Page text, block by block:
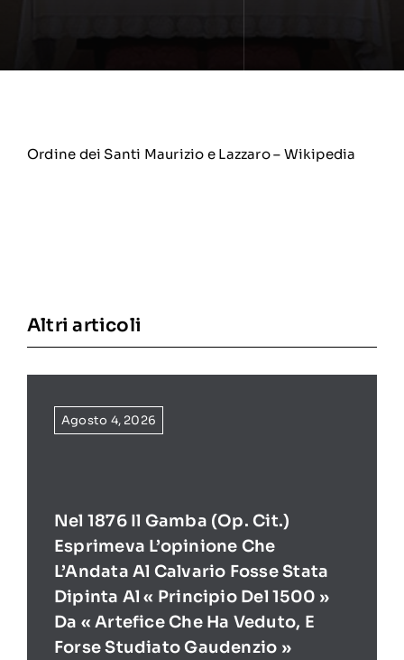
Ordine dei Santi Maurizio e Lazzaro – Wikipedia
Altri articoli
Agosto 4, 2026
Nel 1876 Il Gamba (op. Cit.)
Esprimeva L’opinione Che
L’Andata Al Calvario Fosse Stata
Dipinta Al « Principio Del 1500 »
Da « Artefice Che Ha Veduto, E
Forse Studiato Gaudenzio »